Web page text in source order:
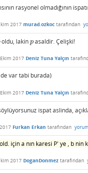
rasyonel olmadığının
2017 murad.ozkoc tarafından
oldu, lakin p
pasaldir. Çelişki!
2017 Deniz Tuna Yalçın
de var tabi burada)
2017 Deniz Tuna Yalçın
ispat aslinda,
Furkan Erkan tarafından
için a nın karesi P' ye , b nin
2017 DoganDonmez tarafından